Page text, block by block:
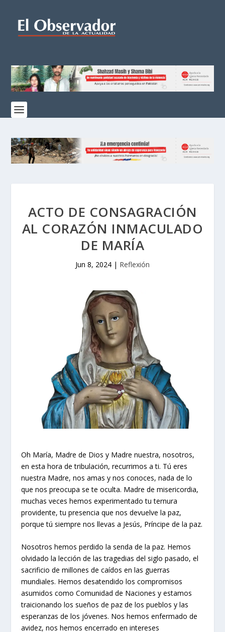
ACTO DE CONSAGRACIÓN
AL CORAZÓN INMACULADO
DE MARÍA
Jun 8, 2024 | Reflexión
Oh María, Madre de Dios y Madre nuestra, nosotros,
en esta hora de tribulación, recurrimos a ti. Tú eres
nuestra Madre, nos amas y nos conoces, nada de lo
que nos preocupa se te oculta. Madre de misericordia,
muchas veces hemos experimentado tu ternura
providente, tu presencia que nos devuelve la paz,
porque tú siempre nos llevas a Jesús, Príncipe de la paz.
Nosotros hemos perdido la senda de la paz. Hemos
olvidado la lección de las tragedias del siglo pasado, el
sacrificio de millones de caídos en las guerras
mundiales. Hemos desatendido los compromisos
asumidos como Comunidad de Naciones y estamos
traicionando los sueños de paz de los pueblos y las
esperanzas de los jóvenes. Nos hemos enfermado de
avidez, nos hemos encerrado en intereses